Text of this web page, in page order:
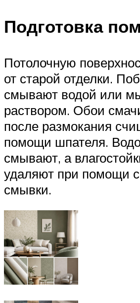
Подготовка
Потолочную
от старой отделки.
смывают водой или
раствором. Обои
после размокания
помощи шпателя.
смывают, а
удаляют при помощи
смывки.